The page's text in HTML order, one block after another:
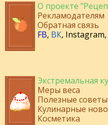
О проекте
Рекламодателям
Обратная связь
FB, ВК, Instagram,
Экстремальная
Меры веса
Полезные советы
Кулинарные
Косметика